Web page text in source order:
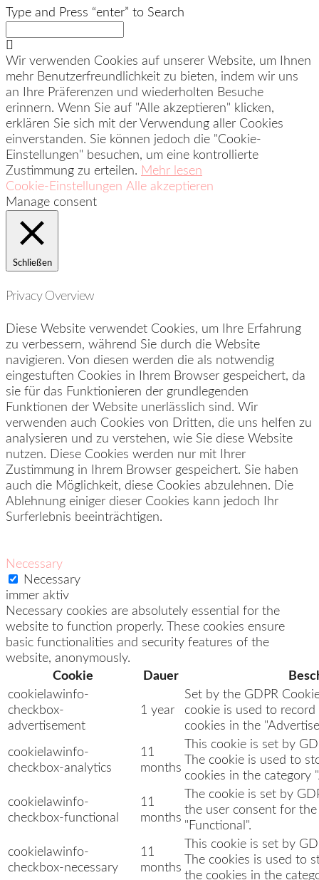
Type and Press “enter” to Search
Wir verwenden Cookies auf unserer Website, um Ihnen
mehr Benutzerfreundlichkeit zu bieten, indem wir uns
an Ihre Präferenzen und wiederholten Besuche
erinnern. Wenn Sie auf "Alle akzeptieren" klicken,
erklären Sie sich mit der Verwendung aller Cookies
einverstanden. Sie können jedoch die "Cookie-
Einstellungen" besuchen, um eine kontrollierte
Zustimmung zu erteilen. Mehr lesen
Cookie-Einstellungen Alle akzeptieren
Manage consent
Schließen
Privacy Overview
Diese Website verwendet Cookies, um Ihre Erfahrung
zu verbessern, während Sie durch die Website
navigieren. Von diesen werden die als notwendig
eingestuften Cookies in Ihrem Browser gespeichert, da
sie für das Funktionieren der grundlegenden
Funktionen der Website unerlässlich sind. Wir
verwenden auch Cookies von Dritten, die uns helfen zu
analysieren und zu verstehen, wie Sie diese Website
nutzen. Diese Cookies werden nur mit Ihrer
Zustimmung in Ihrem Browser gespeichert. Sie haben
auch die Möglichkeit, diese Cookies abzulehnen. Die
Ablehnung einiger dieser Cookies kann jedoch Ihr
Surferlebnis beeinträchtigen.
Necessary
Necessary
immer aktiv
Necessary cookies are absolutely essential for the
website to function properly. These cookies ensure
basic functionalities and security features of the
website, anonymously.
Cookie
Dauer
cookielawinfo-
checkbox-
advertisement
1 year
Set by the GDPR
cookie is used to
cookies in the
cookielawinfo-
checkbox-analytics
11
months
This cookie is set by
The cookie is used to
cookies in the category
cookielawinfo-
checkbox-functional
11
months
The cookie is set by
the user consent for
"Functional".
cookielawinfo-
checkbox-necessary
11
months
This cookie is set by
The cookies is used to
the cookies in the